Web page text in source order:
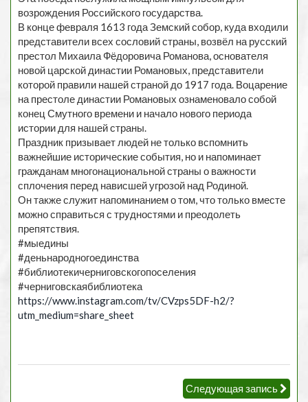
возрождения Российского государства.
В конце февраля 1613 года Земский собор, куда входили
представители всех сословий страны, возвёл на русский
престол Михаила Фёдоровича Романова, основателя
новой царской династии Романовых, представители
которой правили нашей страной до 1917 года. Воцарение
на престоле династии Романовых ознаменовало собой
конец Смутного времени и начало нового периода
истории для нашей страны.
Праздник призывает людей не только вспомнить
важнейшие исторические события, но и напоминает
гражданам многонациональной страны о важности
сплочения перед нависшей угрозой над Родиной.
Он также служит напоминанием о том, что только вместе
можно справиться с трудностями и преодолеть
препятствия.
#мыедины
#деньнародногоединства
#библиотекичерниговскогопоселения
#черниговскаябиблиотека
https://www.instagram.com/tv/CVzps5DF-h2/?
utm_medium=share_sheet
Следующая запись